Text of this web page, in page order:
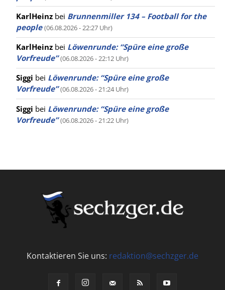
KarlHeinz bei Brunnenmiller 134 – Football for the
people (06.08.2026 - 22:27 Uhr)
KarlHeinz bei Löwenrunde: “Spüre eine große
Vorfreude” (06.08.2026 - 22:12 Uhr)
Siggi bei Löwenrunde: “Spüre eine große
Vorfreude” (06.08.2026 - 21:24 Uhr)
Siggi bei Löwenrunde: “Spüre eine große
Vorfreude” (06.08.2026 - 21:22 Uhr)
Kontaktieren Sie uns: redaktion@sechzger.de